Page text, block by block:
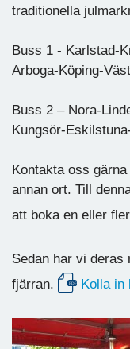
traditionella
Buss 1 - Karlstad-
Arboga-Köping-
Buss 2 – Nora-
Kungsör-
Kontakta oss
annan ort. Till
att boka en eller
Sedan har vi deras
fjärran.
Kolla in